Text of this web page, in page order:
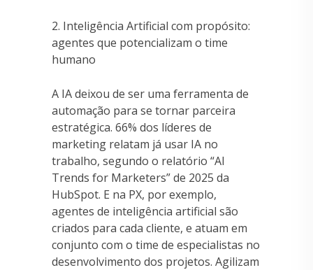
2. Inteligência Artificial com propósito:
agentes que potencializam o time
humano
A IA deixou de ser uma ferramenta de
automação para se tornar parceira
estratégica. 66% dos líderes de
marketing relatam já usar IA no
trabalho, segundo o relatório “AI
Trends for Marketers” de 2025 da
HubSpot. E na PX, por exemplo,
agentes de inteligência artificial são
criados para cada cliente, e atuam em
conjunto com o time de especialistas no
desenvolvimento dos projetos. Agilizam